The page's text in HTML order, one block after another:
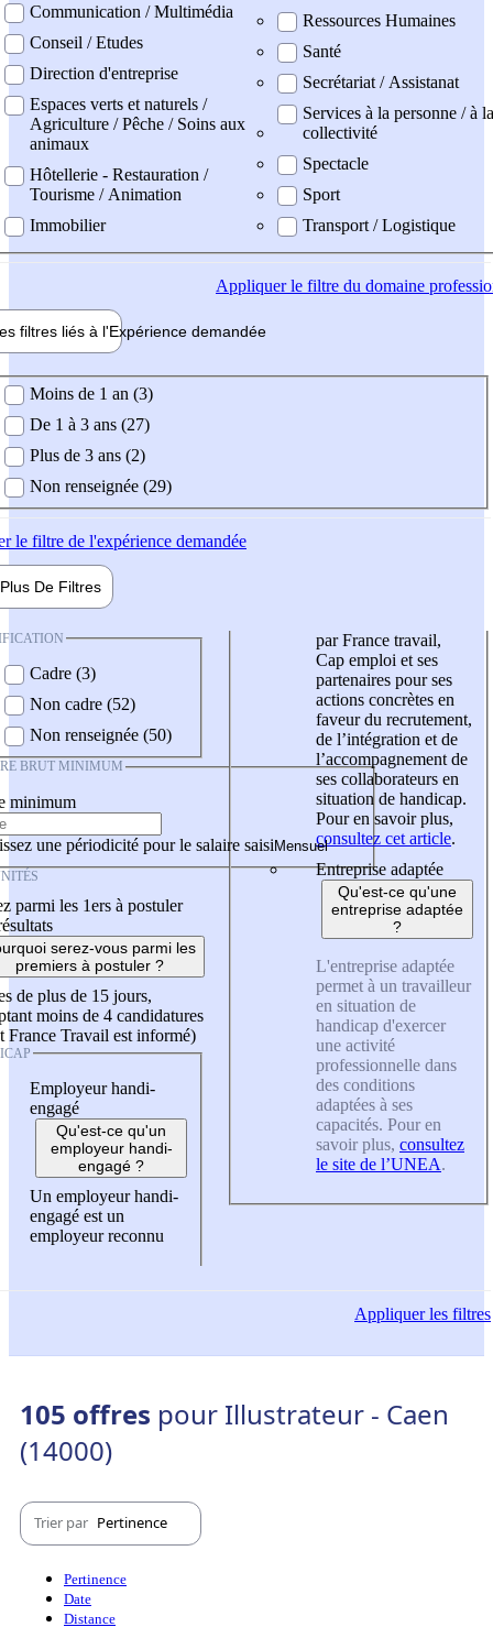
Communication / Multimédia
Conseil / Etudes
Direction d'entreprise
Espaces verts et naturels /
Agriculture / Pêche / Soins aux
animaux
Hôtellerie - Restauration /
Tourisme / Animation
Immobilier
Ressources Humaines
Santé
Secrétariat / Assistanat
Services à la personne / à la
collectivité
Spectacle
Sport
Transport / Logistique
Appliquerle filtre du domaine
filtres liés à l'Expérience demandée
demandée
Moins de 1 an (3)
De 1 à 3 ans (27)
Plus de 3 ans (2)
Non renseignée (29)
le filtre de l'expérience demandée
Plus De Filtres
Cadre (3)
Non cadre (52)
Non renseignée (50)
BRUT MINIMUM
minimum
une périodicité pour le salaire saisi
parmi les 1ers à postuler
serez-vous parmi les
premiers à postuler ?
de plus de 15 jours,
moins de 4 candidatures
France Travail est informé)
Employeur handi-
engagé
Qu'est-ce qu'un
employeur handi-
engagé ?
Un employeur handi-
engagé est un
employeur reconnu
par France travail,
Cap emploi et ses
partenaires pour ses
actions concrètes en
faveur du recrutement,
de l’intégration et de
l’accompagnement de
ses collaborateurs en
situation de handicap.
Pour en savoir plus,
consultez cet article.
Entreprise adaptée
Qu'est-ce qu'une
entreprise adaptée
?
L'entreprise adaptée
permet à un travailleur
en situation de
handicap d'exercer
une activité
professionnelle dans
des conditions
adaptées à ses
capacités. Pour en
savoir plus, consultez
le site de l’UNEA.
Appliquerles filtres
105 offres pour Illustrateur - Caen
(14000)
Trier par Pertinence
Pertinence
Date
Distance